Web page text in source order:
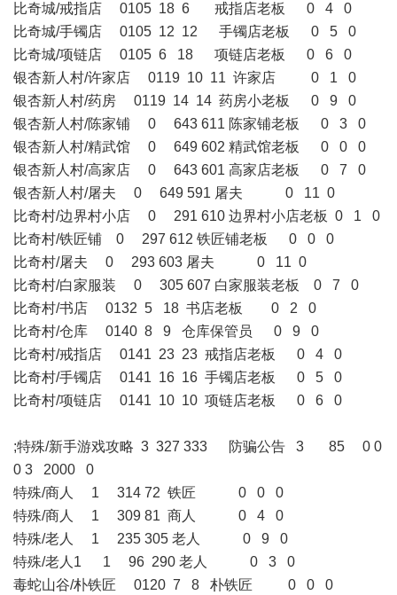
比奇城/戒指店 0105 18 6 戒指店老板 0 4 0
比奇城/手镯店 0105 12 12 手镯店老板 0 5 0
比奇城/项链店 0105 6 18 项链店老板 0 6 0
银杏新人村/许家店 0119 10 11 许家店 0 1 0
银杏新人村/药房 0119 14 14 药房小老板 0 9 0
银杏新人村/陈家铺 0 643 611 陈家铺老板 0 3 0
银杏新人村/精武馆 0 649 602 精武馆老板 0 0 0
银杏新人村/高家店 0 643 601 高家店老板 0 7 0
银杏新人村/屠夫 0 649 591 屠夫 0 11 0
比奇村/边界村小店 0 291 610 边界村小店老板 0 1 0
比奇村/铁匠铺 0 297 612 铁匠铺老板 0 0 0
比奇村/屠夫 0 293 603 屠夫 0 11 0
比奇村/白家服装 0 305 607 白家服装老板 0 7 0
比奇村/书店 0132 5 18 书店老板 0 2 0
比奇村/仓库 0140 8 9 仓库保管员 0 9 0
比奇村/戒指店 0141 23 23 戒指店老板 0 4 0
比奇村/手镯店 0141 16 16 手镯店老板 0 5 0
比奇村/项链店 0141 10 10 项链店老板 0 6 0
;特殊/新手游戏攻略 3 327 333 防骗公告 3 85 0 0
0 3 2000 0
特殊/商人 1 314 72 铁匠 0 0 0
特殊/商人 1 309 81 商人 0 4 0
特殊/老人 1 235 305 老人 0 9 0
特殊/老人1 1 96 290 老人 0 3 0
毒蛇山谷/朴铁匠 0120 7 8 朴铁匠 0 0 0